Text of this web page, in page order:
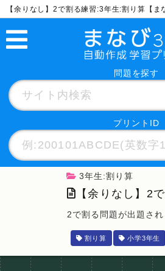
【余りなし】2で割る練習:3年生:割り算【ま
問題を探す
プリントID
3年生:割り算
【余りなし】2
2で割る問題が出題され
割り算 小学3年生